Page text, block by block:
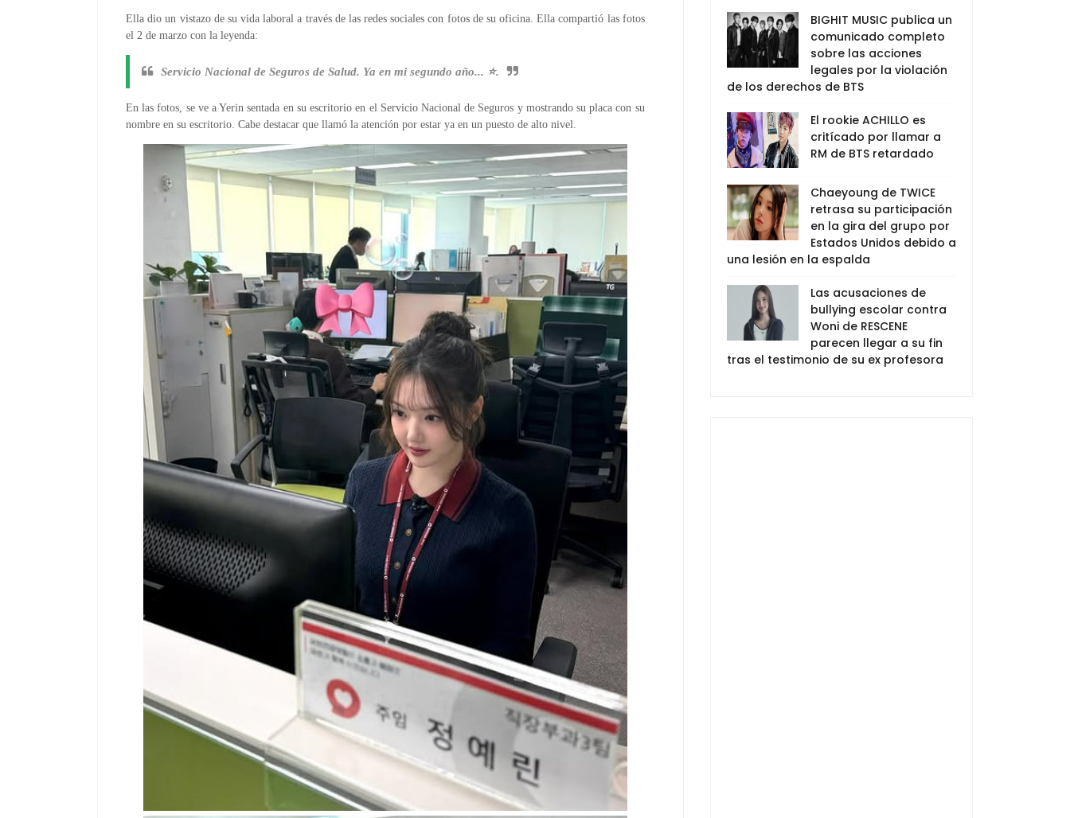
Ella dio un vistazo de su vida laboral a través de las redes sociales con fotos de su oficina. Ella compartió las fotos
el 2 de marzo con la leyenda:
Servicio Nacional de Seguros de Salud. Ya en mi segundo año... ⭐️.
En las fotos, se ve a Yerin sentada en su escritorio en el Servicio Nacional de Seguros y mostrando su placa con su
nombre en su escritorio. Cabe destacar que llamó la atención por estar ya en un puesto de alto nivel.
BIGHIT MUSIC publica un
comunicado completo
sobre las acciones
legales por la violación
de los derechos de BTS
El rookie ACHILLO es
critícado por llamar a
RM de BTS retardado
Chaeyoung de TWICE
retrasa su participación
en la gira del grupo por
Estados Unidos debido a
una lesión en la espalda
Las acusaciones de
bullying escolar contra
Woni de RESCENE
parecen llegar a su fin
tras el testimonio de su ex profesora